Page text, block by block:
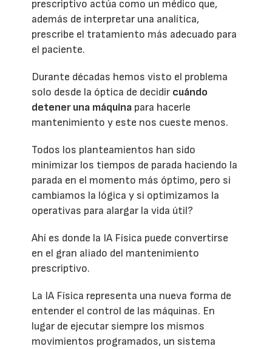
prescriptivo actúa como un médico que,
además de interpretar una analítica,
prescribe el tratamiento más adecuado para
el paciente.
Durante décadas hemos visto el problema
solo desde la óptica de decidir cuándo
detener una máquina para hacerle
mantenimiento y este nos cueste menos.
Todos los planteamientos han sido
minimizar los tiempos de parada haciendo la
parada en el momento más óptimo, pero si
cambiamos la lógica y si optimizamos la
operativas para alargar la vida útil?
Ahí es donde la IA Física puede convertirse
en el gran aliado del mantenimiento
prescriptivo.
La IA Física representa una nueva forma de
entender el control de las máquinas. En
lugar de ejecutar siempre los mismos
movimientos programados, un sistema